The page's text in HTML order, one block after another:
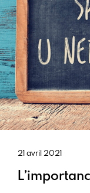
21 avril 2021